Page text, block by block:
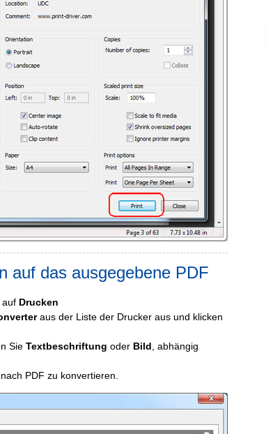
auf das ausgegebene PDF
auf Drucken
aus der Liste der Drucker aus und klicken
Sie Textbeschriftung oder Bild , abhängig
PDF zu konvertieren.